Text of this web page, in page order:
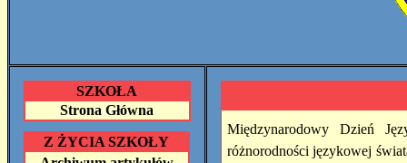
SZKOŁA
Strona Główna
Z ŻYCIA SZKOŁY
Międzynarodowy Dzień
różnorodności językowej